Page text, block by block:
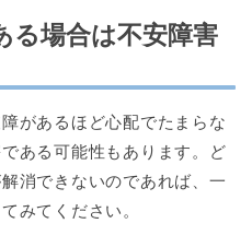
る場合は不安障害
があるほど心配でたまらな
ある可能性もあります。ど
消できないのであれば、一
みてください。